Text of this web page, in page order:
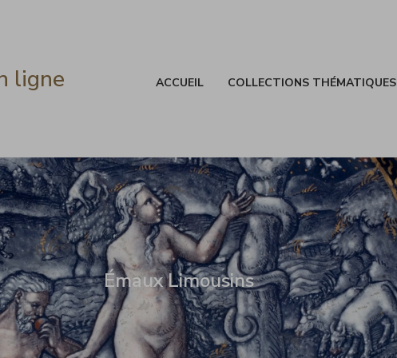
ligne ACCUEIL COLLECTIONS THÉMATIQUES
Émaux Limousins